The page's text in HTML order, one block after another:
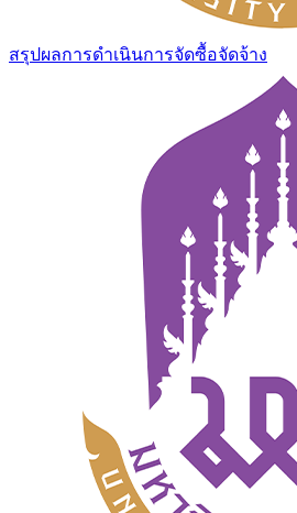
สรุปผลการดำเนินการจัดซื้อจัดจ้าง